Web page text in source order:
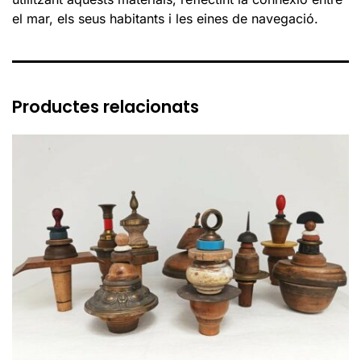
el mar, els seus habitants i les eines de navegació.
Productes relacionats